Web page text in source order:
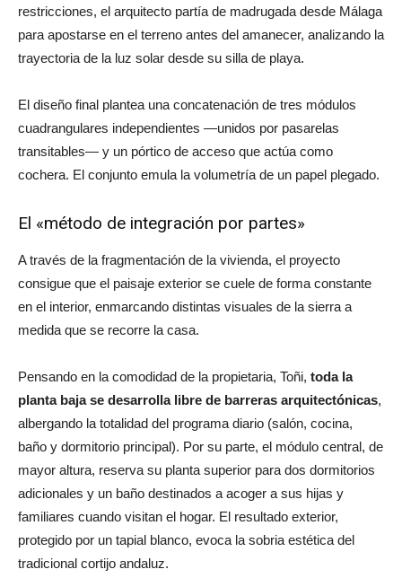
restricciones, el arquitecto partía de madrugada desde Málaga
para apostarse en el terreno antes del amanecer, analizando la
trayectoria de la luz solar desde su silla de playa.
El diseño final plantea una concatenación de tres módulos
cuadrangulares independientes —unidos por pasarelas
transitables— y un pórtico de acceso que actúa como
cochera. El conjunto emula la volumetría de un papel plegado.
El «método de integración por partes»
A través de la fragmentación de la vivienda, el proyecto
consigue que el paisaje exterior se cuele de forma constante
en el interior, enmarcando distintas visuales de la sierra a
medida que se recorre la casa.
Pensando en la comodidad de la propietaria, Toñi, toda la
planta baja se desarrolla libre de barreras arquitectónicas,
albergando la totalidad del programa diario (salón, cocina,
baño y dormitorio principal). Por su parte, el módulo central, de
mayor altura, reserva su planta superior para dos dormitorios
adicionales y un baño destinados a acoger a sus hijas y
familiares cuando visitan el hogar. El resultado exterior,
protegido por un tapial blanco, evoca la sobria estética del
tradicional cortijo andaluz.